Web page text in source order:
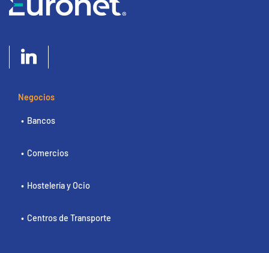
Negocios
Bancos
Comercios
Hostelería y Ocio
Centros de Transporte